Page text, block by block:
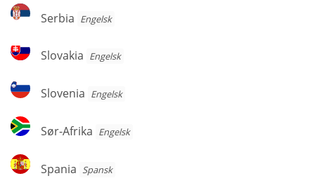
Serbia
Serbia Engelsk
Slovakia
Slovakia Engelsk
Slovenia
Slovenia Engelsk
Sør-
Afrika
Sør-Afrika Engelsk
Spania
Spania Spansk